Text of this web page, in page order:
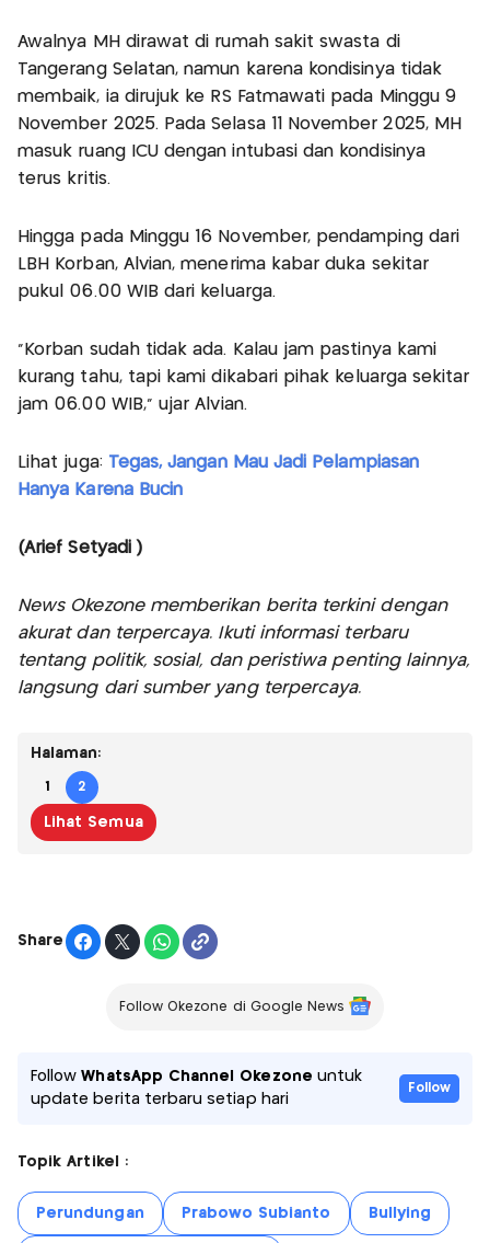
Awalnya MH dirawat di rumah sakit swasta di
Tangerang Selatan, namun karena kondisinya tidak
membaik, ia dirujuk ke RS Fatmawati pada Minggu 9
November 2025. Pada Selasa 11 November 2025, MH
masuk ruang ICU dengan intubasi dan kondisinya
terus kritis.
Hingga pada Minggu 16 November, pendamping dari
LBH Korban, Alvian, menerima kabar duka sekitar
pukul 06.00 WIB dari keluarga.
“Korban sudah tidak ada. Kalau jam pastinya kami
kurang tahu, tapi kami dikabari pihak keluarga sekitar
jam 06.00 WIB," ujar Alvian.
Lihat juga: Tegas, Jangan Mau Jadi Pelampiasan
Hanya Karena Bucin
(Arief Setyadi )
News Okezone memberikan berita terkini dengan
akurat dan terpercaya. Ikuti informasi terbaru
tentang politik, sosial, dan peristiwa penting lainnya,
langsung dari sumber yang terpercaya.
Halaman:
1 2
Lihat Semua
Share
Follow Okezone di Google News
FollowWhatsApp Channel Okezone untuk
update berita terbaru setiap hari
Follow
Topik Artikel :
Perundungan Prabowo Subianto Bullying